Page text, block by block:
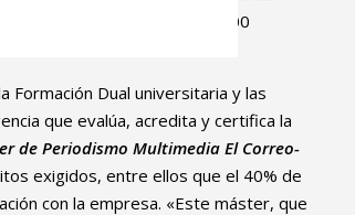
en las que participarán 1.000
Dual universitaria y las
que evalúa, acredita y certifica la
de Periodismo Multimedia El Correo-
exigidos, entre ellos que el 40% de
con la empresa. «Este máster, que